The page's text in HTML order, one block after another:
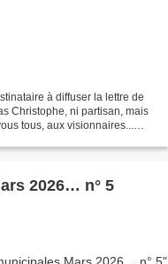
à diffuser la lettre de
Christophe, ni partisan, mais
tous, aux visionnaires...
2026… n° 5